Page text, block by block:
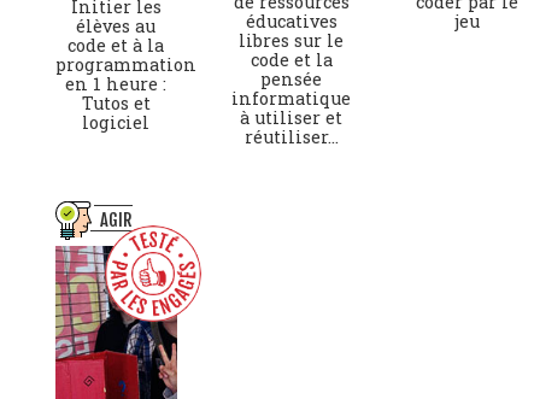
Initier les
élèves au
code et à la
programmation
en 1 heure :
Tutos et
logiciel
éducatives
libres sur le
code et la
pensée
informatique
à utiliser et
réutiliser...
jeu
AGIR